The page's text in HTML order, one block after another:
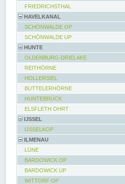
FRIEDRICHSTHAL
HAVELKANAL
SCHÖNWALDE OP
SCHÖNWALDE UP
HUNTE
OLDENBURG-DRIELAKE
REITHÖRNE
HOLLERSIEL
BUTTELERHÖRNE
HUNTEBRÜCK
ELSFLETH OHRT
IJSSEL
IJSSELKOP
ILMENAU
LÜNE
BARDOWICK OP
BARDOWICK UP
WITTORF OP